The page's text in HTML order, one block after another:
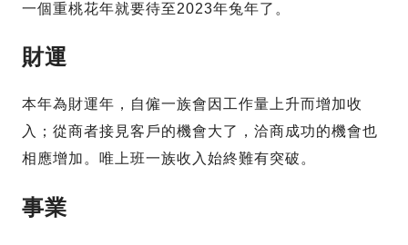
一個重桃花年就要待至2023年兔年了。
財運
本年為財運年，自僱一族會因工作量上升而增加收
入；從商者接見客戶的機會大了，洽商成功的機會也
相應增加。唯上班一族收入始終難有突破。
事業